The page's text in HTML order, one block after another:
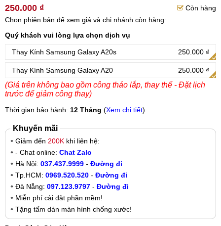
250.000 ₫
Còn hàng
Chọn phiên bản để xem giá và chi nhánh còn hàng:
Quý khách vui lòng lựa chọn dịch vụ
Thay Kính Samsung Galaxy A20s 250.000 ₫
Thay Kính Samsung Galaxy A20 250.000 ₫
(Giá trên không bao gồm công tháo lắp, thay thế - Đặt lịch
trước để giảm công thay)
Thời gian bảo hành: 12 Tháng (Xem chi tiết)
Khuyến mãi
Giảm đến 200K khi liên hệ:
- Chat online: Chat Zalo
Hà Nội: 037.437.9999 - Đường đi
Tp.HCM: 0969.520.520 - Đường đi
Đà Nẵng: 097.123.9797 - Đường đi
Miễn phí cài đặt phần mềm!
Tặng tấm dán màn hình chống xước!